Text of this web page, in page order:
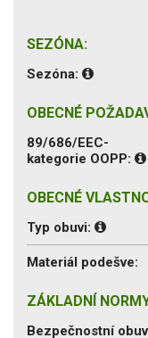
SEZÓNA:
Sezóna:
OBECNÉ
89/686/EEC-
kategorie OOPP:
OBECNÉ
Typ obuvi:
Materiál podešve:
ZÁKLADNÍ
Bezpečnostní obuv